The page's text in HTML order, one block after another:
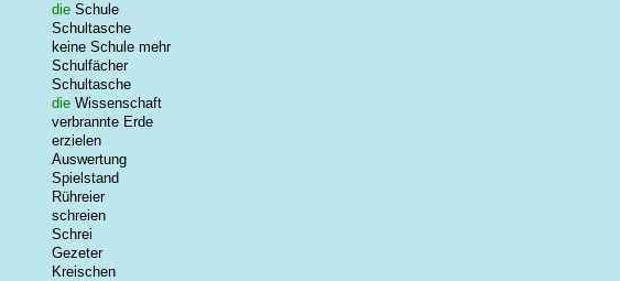
die Schule
Schultasche
keine Schule mehr
Schulfächer
Schultasche
die Wissenschaft
verbrannte Erde
erzielen
Auswertung
Spielstand
Rühreier
schreien
Schrei
Gezeter
Kreischen